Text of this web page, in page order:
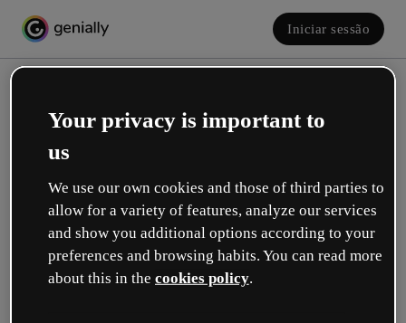
Iniciar sessão
Crie a sua conta! É grátis!
Qual descreve melhor a sua função?
Your privacy is important to
us
We use our own cookies and those of third parties to
allow for a variety of features, analyze our services
and show you additional options according to your
preferences and browsing habits. You can read more
about this in the cookies policy.